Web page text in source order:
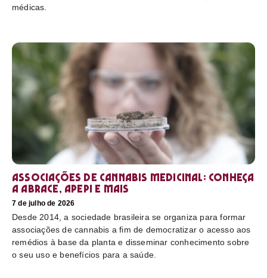
médicas.
Associações de cannabis medicinal: conheça
a Abrace, Apepi e mais
7 de julho de 2026
Desde 2014, a sociedade brasileira se organiza para formar
associações de cannabis a fim de democratizar o acesso aos
remédios à base da planta e disseminar conhecimento sobre
o seu uso e benefícios para a saúde.